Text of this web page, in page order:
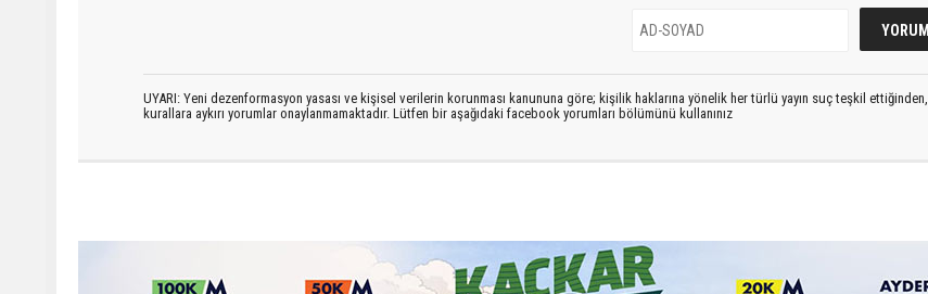
UYARI: Yeni dezenformasyon yasası ve kişisel verilerin korunması kanununa göre; kişilik haklarına yönelik her türlü yayın suç teşkil ettiğinden,
kurallara aykırı yorumlar onaylanmamaktadır. Lütfen bir aşağıdaki facebook yorumları bölümünü kullanınız